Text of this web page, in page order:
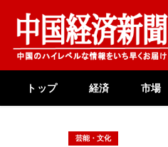
content
トップ 経済 市場
芸能・文化